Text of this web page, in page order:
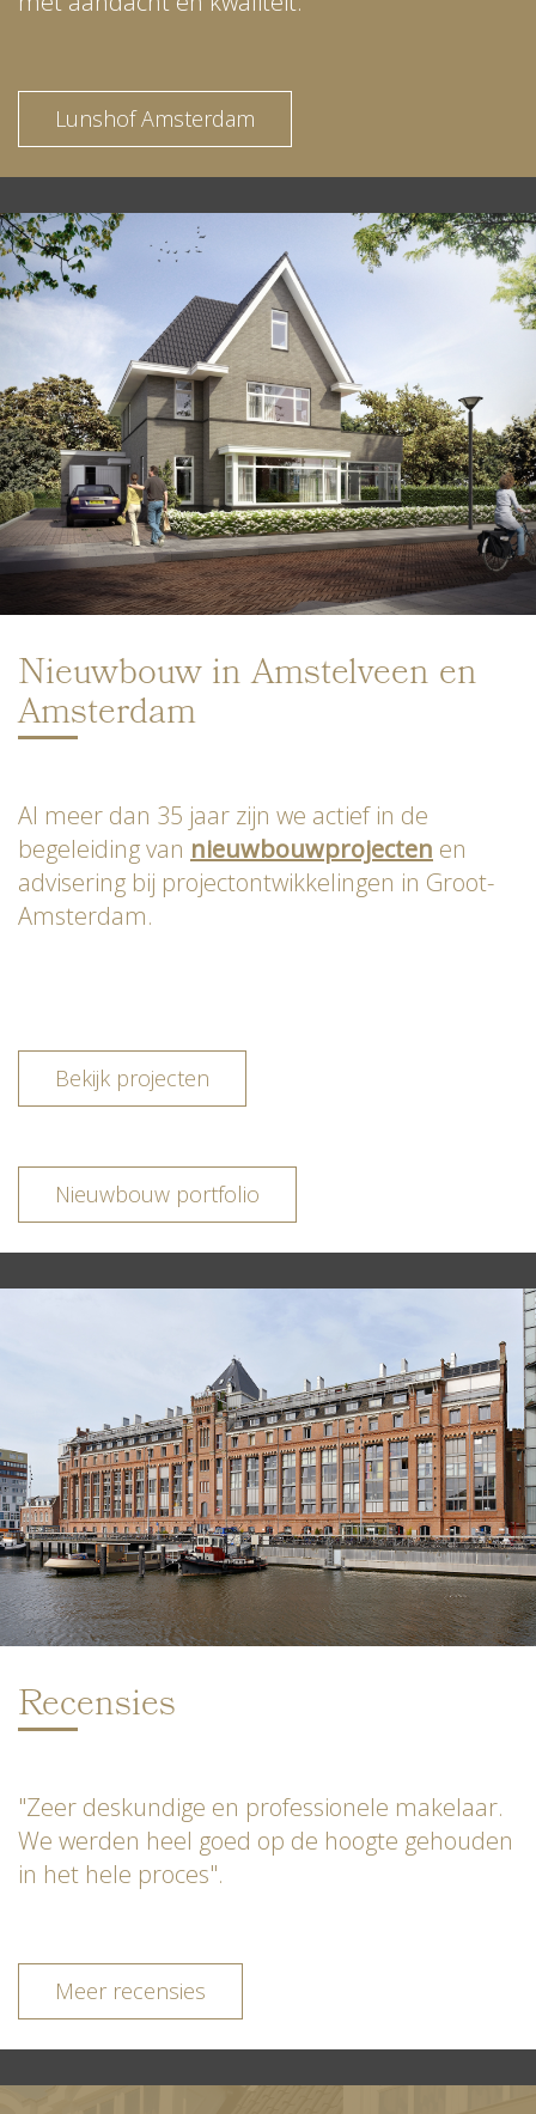
Lunshof Amsterdam
Nieuwbouw in Amstelveen en
Amsterdam
Al meer dan 35 jaar zijn we actief in de
begeleiding van nieuwbouwprojecten en
advisering bij projectontwikkelingen in Groot-
Amsterdam.
Bekijk projecten
Nieuwbouw portfolio
Recensies
"Zeer deskundige en professionele makelaar.
We werden heel goed op de hoogte gehouden
in het hele proces".
Meer recensies